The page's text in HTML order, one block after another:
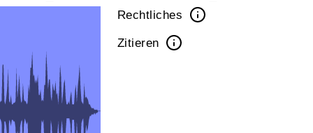
Rechtliches
Zitieren